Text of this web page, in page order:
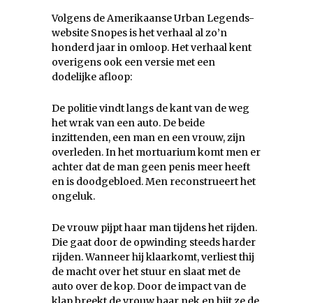
Volgens de Amerikaanse Urban Legends-
website Snopes is het verhaal al zo’n
honderd jaar in omloop. Het verhaal kent
overigens ook een versie met een
dodelijke afloop:
De politie vindt langs de kant van de weg
het wrak van een auto. De beide
inzittenden, een man en een vrouw, zijn
overleden. In het mortuarium komt men er
achter dat de man geen penis meer heeft
en is doodgebloed. Men reconstrueert het
ongeluk.
De vrouw pijpt haar man tijdens het rijden.
Die gaat door de opwinding steeds harder
rijden. Wanneer hij klaarkomt, verliest thij
de macht over het stuur en slaat met de
auto over de kop. Door de impact van de